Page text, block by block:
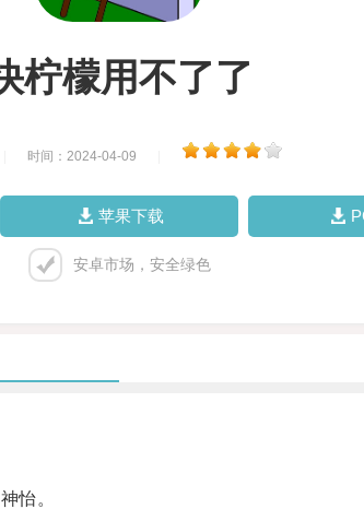
柠檬用不了了
时间：2024-04-09
苹果下载
安卓市场，安全绿色
怡。